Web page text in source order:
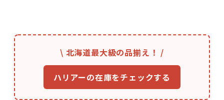
\ 北海道最大級の品揃え！ /
ハリアーの在庫をチェックする